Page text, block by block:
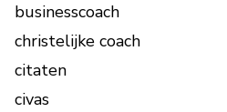
businesscoach
christelijke coach
citaten
civas